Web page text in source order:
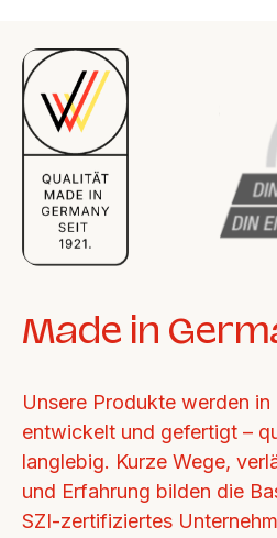
Made in
Unsere Produkte werden in
entwickelt und gefertigt –
langlebig. Kurze Wege,
und Erfahrung bilden die
SZI-zertifiziertes